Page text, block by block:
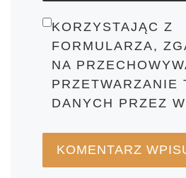
KORZYSTAJĄC Z
FORMULARZA,
NA
PRZETWARZANIE
DANYCH PRZEZ